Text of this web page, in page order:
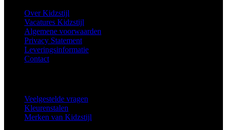
Over Kidzstijl
Vacatures Kidzstijl
Algemene voorwaarden
Privacy Statement
Leveringsinformatie
Contact
Veelgestelde vragen
Kleurenstalen
Merken van Kidzstijl